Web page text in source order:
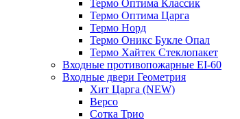
Термо Оптима Классик
Термо Оптима Царга
Термо Норд
Термо Оникс Букле Опал
Термо Хайтек Стеклопакет
Входные противопожарные EI-60
Входные двери Геометрия
Хит Царга (NEW)
Версо
Сотка Трио